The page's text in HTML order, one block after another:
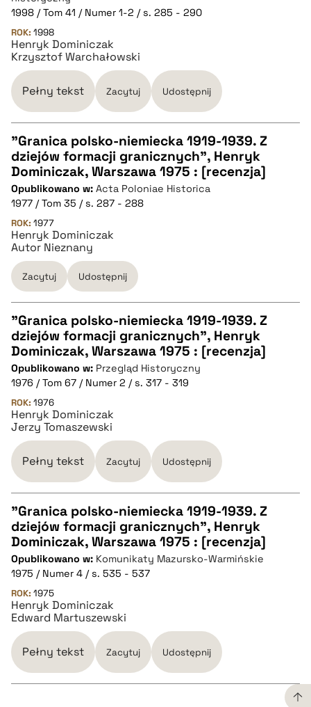
pobierz cytat
BIBTEX
pobierz cytat
1998 / Tom 41 / Numer 1-2 / s. 285 - 290
ROK: 1998
Henryk Dominiczak
Krzysztof Warchałowski
Pełny tekst Zacytuj Udostępnij
CZYSTY TEKST
pobierz cytat
BIBTEX
pobierz cytat
"Granica polsko-niemiecka 1919-1939. Z
dziejów formacji granicznych", Henryk
Dominiczak, Warszawa 1975 : [recenzja]
Opublikowano w: Acta Poloniae Historica
1977 / Tom 35 / s. 287 - 288
ROK: 1977
Henryk Dominiczak
Autor Nieznany
Zacytuj Udostępnij
CZYSTY TEKST
pobierz cytat
BIBTEX
pobierz cytat
"Granica polsko-niemiecka 1919-1939. Z
dziejów formacji granicznych", Henryk
Dominiczak, Warszawa 1975 : [recenzja]
Opublikowano w: Przegląd Historyczny
1976 / Tom 67 / Numer 2 / s. 317 - 319
ROK: 1976
Henryk Dominiczak
Jerzy Tomaszewski
Pełny tekst Zacytuj Udostępnij
CZYSTY TEKST
pobierz cytat
BIBTEX
pobierz cytat
"Granica polsko-niemiecka 1919-1939. Z
dziejów formacji granicznych", Henryk
Dominiczak, Warszawa 1975 : [recenzja]
Opublikowano w: Komunikaty Mazursko-Warmińskie
1975 / Numer 4 / s. 535 - 537
ROK: 1975
Henryk Dominiczak
Edward Martuszewski
Pełny tekst Zacytuj Udostępnij